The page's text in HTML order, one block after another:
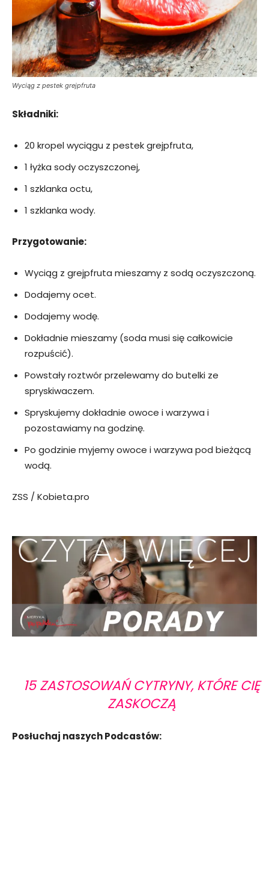
Wyciąg z pestek grejpfruta
Składniki:
20 kropel wyciągu z pestek grejpfruta,
1 łyżka sody oczyszczonej,
1 szklanka octu,
1 szklanka wody.
Przygotowanie:
Wyciąg z grejpfruta mieszamy z sodą oczyszczoną.
Dodajemy ocet.
Dodajemy wodę.
Dokładnie mieszamy (soda musi się całkowicie
rozpuścić).
Powstały roztwór przelewamy do butelki ze
spryskiwaczem.
Spryskujemy dokładnie owoce i warzywa i
pozostawiamy na godzinę.
Po godzinie myjemy owoce i warzywa pod bieżącą
wodą.
ZSS / Kobieta.pro
15 ZASTOSOWAŃ CYTRYNY, KTÓRE CIĘ
ZASKOCZĄ
Posłuchaj naszych Podcastów: